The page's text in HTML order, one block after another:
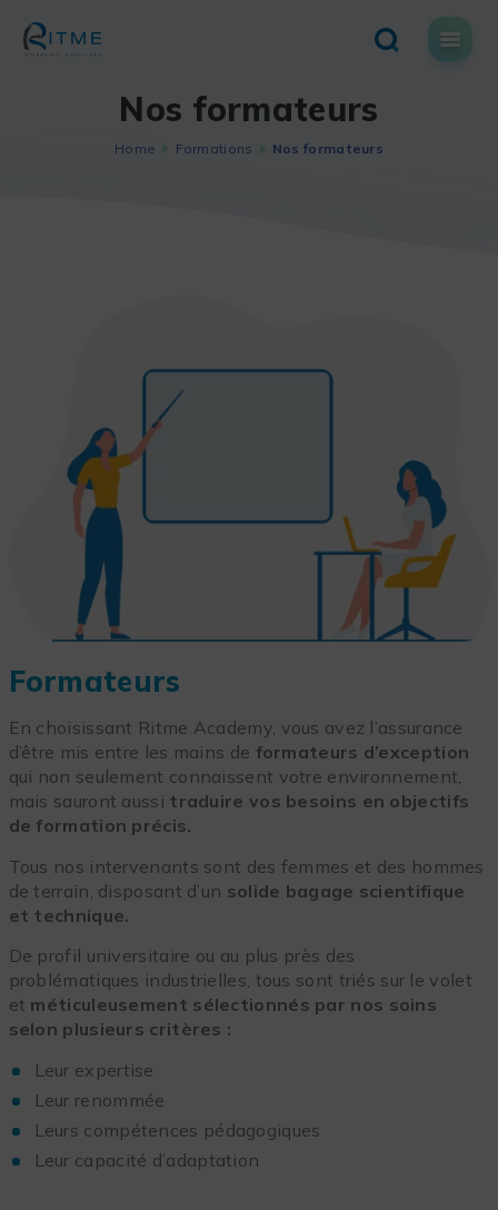
content
Nos formateurs
Home Formations Nos formateurs
Formateurs
En choisissant Ritme Academy, vous avez l’assurance
d’être mis entre les mains de formateurs d’exception
qui non seulement connaissent votre environnement,
mais sauront aussi traduire vos besoins en objectifs
de formation précis.
Tous nos intervenants sont des femmes et des hommes
de terrain, disposant d’un solide bagage scientifique
et technique.
De profil universitaire ou au plus près des
problématiques industrielles, tous sont triés sur le volet
et méticuleusement sélectionnés par nos soins
selon plusieurs critères :
Leur expertise
Leur renommée
Leurs compétences pédagogiques
Leur capacité d’adaptation